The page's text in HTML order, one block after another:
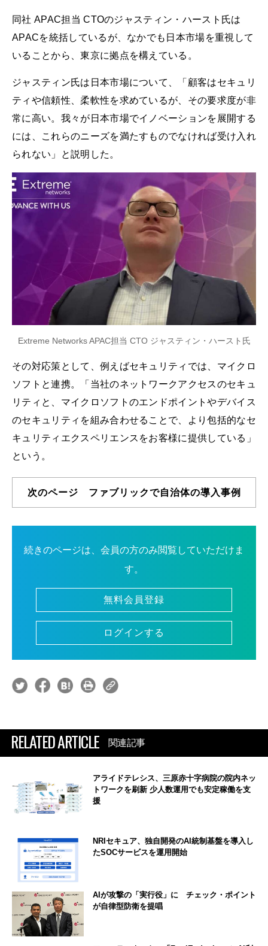
同社 APAC担当 CTOのジャスティン・ハースト氏は
APACを統括しているが、なかでも日本市場を重視して
いることから、東京に拠点を構えている。
ジャスティン氏は日本市場について、「顧客はセキュリ
ティや信頼性、柔軟性を求めているが、その要求度が非
常に高い。我々が日本市場でイノベーションを展開する
には、これらのニーズを満たすものでなければ受け入れ
られない」と説明した。
Extreme Networks APAC担当 CTO ジャスティン・ハースト氏
その対応策として、例えばセキュリティでは、マイクロ
ソフトと連携。「当社のネットワークアクセスのセキュ
リティと、マイクロソフトのエンドポイントやデバイス
のセキュリティを組み合わせることで、より包括的なセ
キュリティエクスペリエンスをお客様に提供している」
という。
次のページ ファブリックで自治体の導入事例
続きのページは、会員の方のみ閲覧していただけま
す。
無料会員登録
ログインする
RELATED ARTICLE 関連記事
アライドテレシス、三原赤十字病院の院内ネッ
トワークを刷新 少人数運用でも安定稼働を支
援
NRIセキュア、独自開発のAI統制基盤を導入し
たSOCサービスを運用開始
AIが攻撃の「実行役」に チェック・ポイント
が自律型防衛を提唱